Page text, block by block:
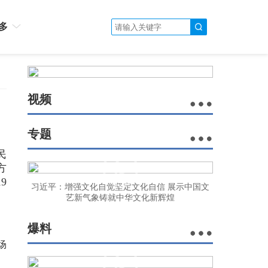
视频
专题
习近平：增强文化自觉坚定文化自信 展示中国文
艺新气象铸就中华文化新辉煌
爆料